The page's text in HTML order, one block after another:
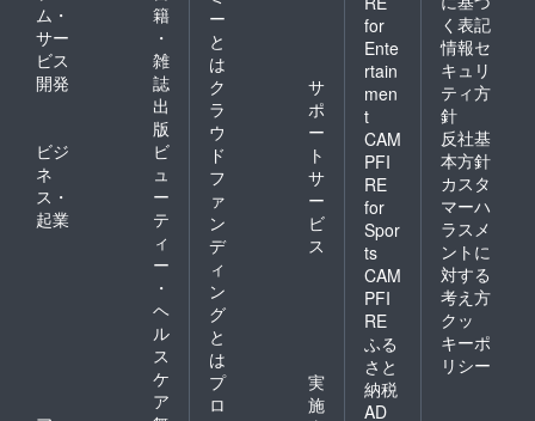
ム・
サー
ビス
開発
籍
・
雑
誌
出
版
ビジ
ネ
ス・
起業
ビ
ュ
ー
テ
ィ
ー
・
ヘ
ル
ス
ケ
ア
ー
と
は
ク
ラ
ウ
ド
フ
ァ
ン
デ
ィ
ン
グ
と
は
サ
ポ
ー
ト
サ
ー
ビ
ス
プ
ロ
実
施
for
Ente
rtain
men
t
CAM
PFI
RE
for
Spor
ts
CAM
PFI
RE
ふる
さと
納税
AD
く表記
情報セ
キュリ
ティ方
針
反社基
本方針
カスタ
マーハ
ラスメ
ントに
対する
考え方
クッ
キーポ
リシー